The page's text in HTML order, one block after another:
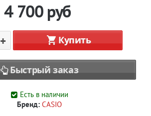
4 700 руб
+ Купить
Быстрый заказ
Есть в наличии
Бренд: CASIO